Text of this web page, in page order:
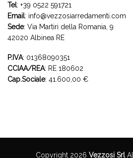
Tel: +39 0522 591721
Email: info@vezzosiarredamenti.com
Sede: Via Martiri della Romania, 9
42020 Albinea RE
P.IVA: 01368090351
CCIAA/REA: RE 180602
Cap.Sociale: 41.600,00 €
Copyright 2026 Vezzosi Srl